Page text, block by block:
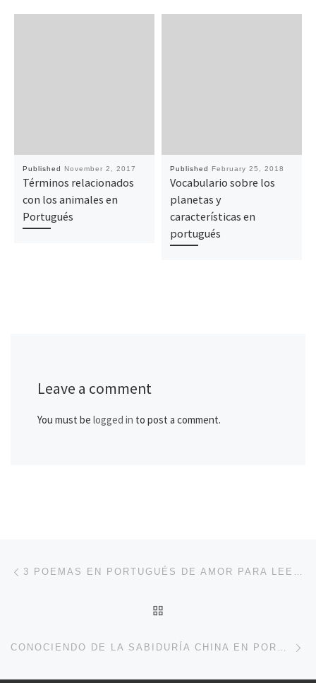
Published November 2, 2017
Términos relacionados
con los animales en
Portugués
Published February 25, 2018
Vocabulario sobre los
planetas y
características en
portugués
Leave a comment
You must be logged in to post a comment.
Post navigation 3 POEMAS EN PORTUGUÉS DE AMOR PARA LEER Y COMPARTIR